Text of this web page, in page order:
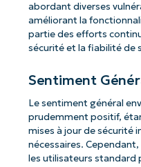
abordant diverses
améliorant la
partie des efforts
sécurité et la fiabilité de
Sentiment
Le sentiment général
prudemment positif,
mises à jour de sécurité
nécessaires.
les utilisateurs standard